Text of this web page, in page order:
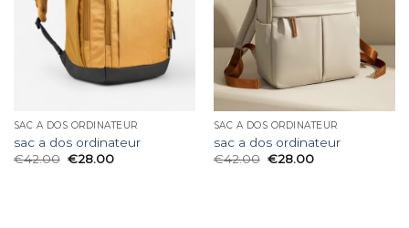
SAC A DOS ORDINATEUR
sac a dos ordinateur
€42.00 €28.00
SAC A DOS ORDINATEUR
sac a dos ordinateur
€42.00 €28.00